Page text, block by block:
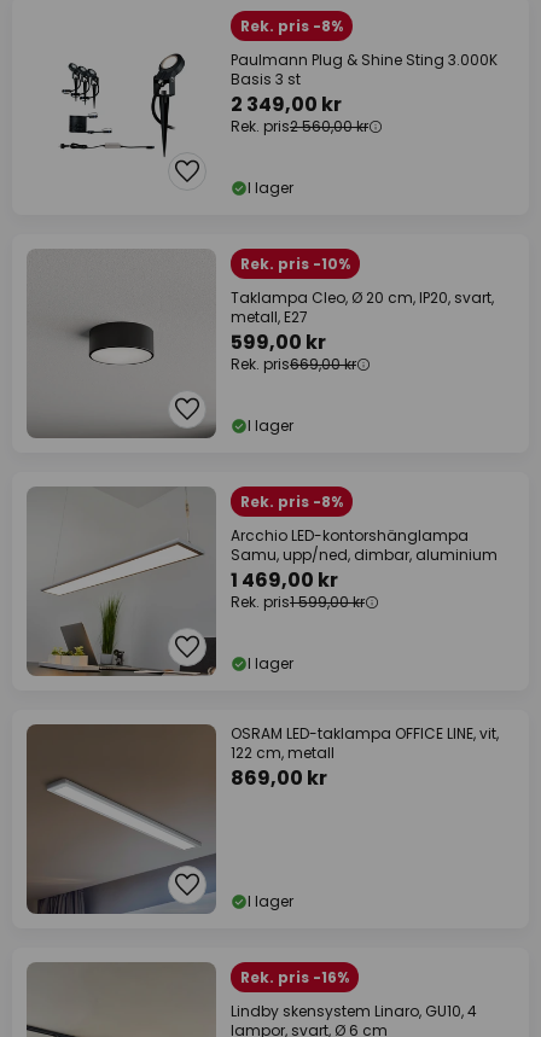
Rek. pris -8%
Paulmann Plug & Shine Sting 3.000K
Basis 3 st
2 349,00 kr
Rek. pris2 560,00 kr
I lager
Rek. pris -10%
Taklampa Cleo, Ø 20 cm, IP20, svart,
metall, E27
599,00 kr
Rek. pris669,00 kr
I lager
Rek. pris -8%
Arcchio LED-kontorshänglampa
Samu, upp/ned, dimbar, aluminium
1 469,00 kr
Rek. pris1 599,00 kr
I lager
OSRAM LED-taklampa OFFICE LINE, vit,
122 cm, metall
869,00 kr
I lager
Rek. pris -16%
Lindby skensystem Linaro, GU10, 4
lampor, svart, Ø 6 cm